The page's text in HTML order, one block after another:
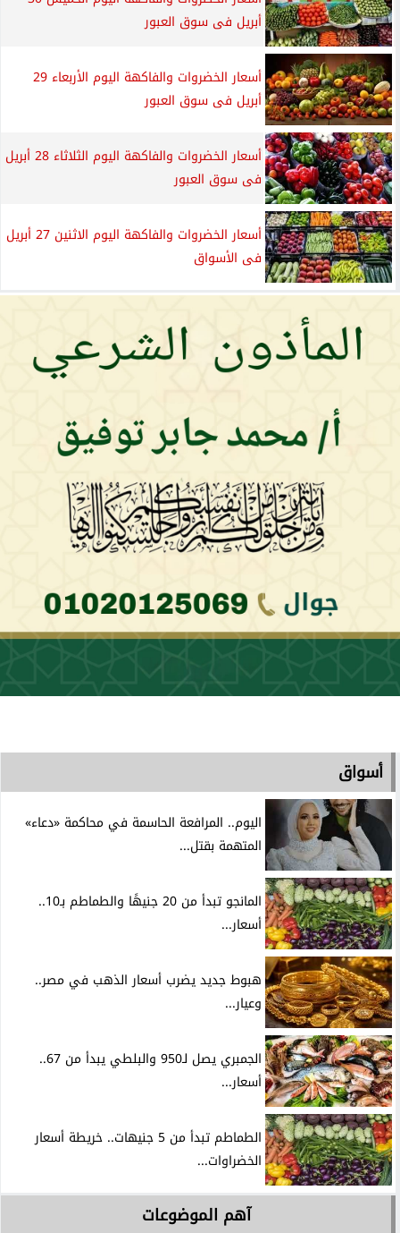
أبريل فى سوق العبور
أسعار الخضروات والفاكهة اليوم الأربعاء 29
أبريل فى سوق العبور
أسعار الخضروات والفاكهة اليوم الثلاثاء 28 أبريل
فى سوق العبور
أسعار الخضروات والفاكهة اليوم الاثنين 27 أبريل
فى الأسواق
أسواق
اليوم.. المرافعة الحاسمة في محاكمة «دعاء»
المتهمة بقتل...
المانجو تبدأ من 20 جنيهًا والطماطم بـ10..
أسعار...
هبوط جديد يضرب أسعار الذهب في مصر..
وعيار...
الجمبري يصل لـ950 والبلطي يبدأ من 67..
أسعار...
الطماطم تبدأ من 5 جنيهات.. خريطة أسعار
الخضراوات...
آهم الموضوعات